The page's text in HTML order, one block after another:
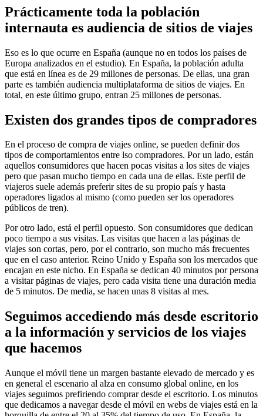
Prácticamente toda la población
internauta es audiencia de sitios de viajes
Eso es lo que ocurre en España (aunque no en todos los países de
Europa analizados en el estudio). En España, la población adulta
que está en línea es de 29 millones de personas. De ellas, una gran
parte es también audiencia multiplataforma de sitios de viajes. En
total, en este último grupo, entran 25 millones de personas.
Existen dos grandes tipos de compradores
En el proceso de compra de viajes online, se pueden definir dos
tipos de comportamientos entre lso compradores. Por un lado, están
aquellos consumidores que hacen pocas visitas a los sites de viajes
pero que pasan mucho tiempo en cada una de ellas. Este perfil de
viajeros suele además preferir sites de su propio país y hasta
operadores ligados al mismo (como pueden ser los operadores
públicos de tren).
Por otro lado, está el perfil opuesto. Son consumidores que dedican
poco tiempo a sus visitas. Las visitas que hacen a las páginas de
viajes son cortas, pero, por el contrario, son mucho más frecuentes
que en el caso anterior. Reino Unido y España son los mercados que
encajan en este nicho. En España se dedican 40 minutos por persona
a visitar páginas de viajes, pero cada visita tiene una duración media
de 5 minutos. De media, se hacen unas 8 visitas al mes.
Seguimos accediendo más desde escritorio
a la información y servicios de los viajes
que hacemos
Aunque el móvil tiene un margen bastante elevado de mercado y es
en general el escenario al alza en consumo global online, en los
viajes seguimos prefiriendo comprar desde el escritorio. Los minutos
que dedicamos a navegar desde el móvil en webs de viajes está en la